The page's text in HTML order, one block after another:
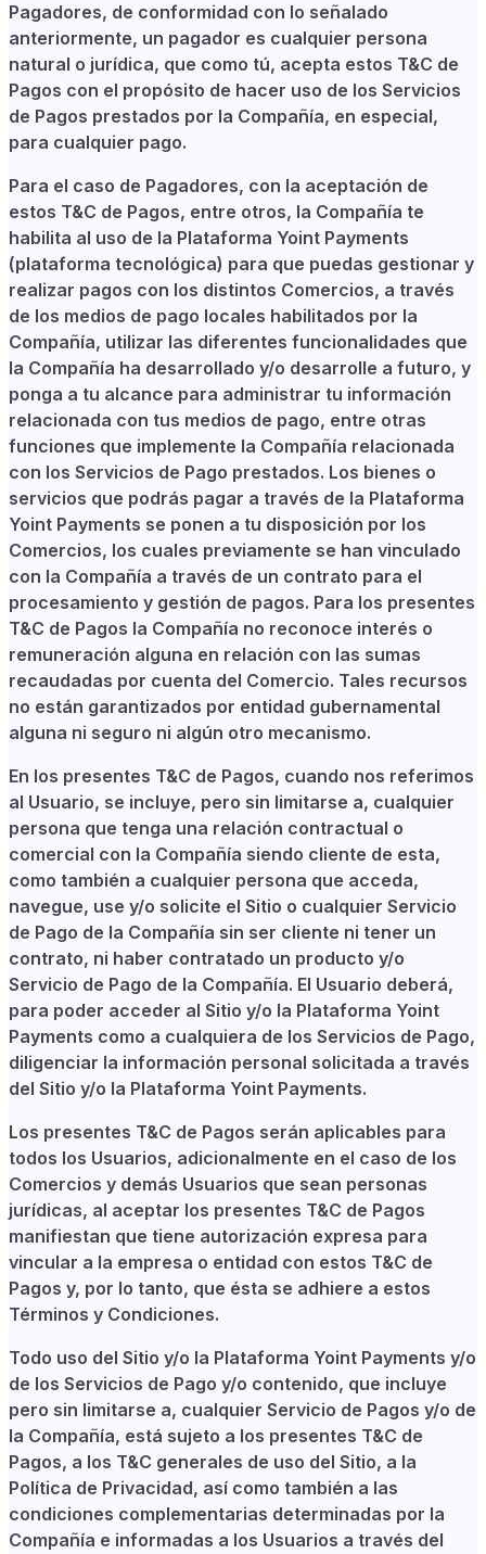
Pagadores, de conformidad con lo señalado
anteriormente, un pagador es cualquier persona
natural o jurídica, que como tú, acepta estos T&C de
Pagos con el propósito de hacer uso de los Servicios
de Pagos prestados por la Compañía, en especial,
para cualquier pago.
Para el caso de Pagadores, con la aceptación de
estos T&C de Pagos, entre otros, la Compañía te
habilita al uso de la Plataforma Yoint Payments
(plataforma tecnológica) para que puedas gestionar y
realizar pagos con los distintos Comercios, a través
de los medios de pago locales habilitados por la
Compañía, utilizar las diferentes funcionalidades que
la Compañía ha desarrollado y/o desarrolle a futuro, y
ponga a tu alcance para administrar tu información
relacionada con tus medios de pago, entre otras
funciones que implemente la Compañía relacionada
con los Servicios de Pago prestados. Los bienes o
servicios que podrás pagar a través de la Plataforma
Yoint Payments se ponen a tu disposición por los
Comercios, los cuales previamente se han vinculado
con la Compañía a través de un contrato para el
procesamiento y gestión de pagos. Para los presentes
T&C de Pagos la Compañía no reconoce interés o
remuneración alguna en relación con las sumas
recaudadas por cuenta del Comercio. Tales recursos
no están garantizados por entidad gubernamental
alguna ni seguro ni algún otro mecanismo.
En los presentes T&C de Pagos, cuando nos referimos
al Usuario, se incluye, pero sin limitarse a, cualquier
persona que tenga una relación contractual o
comercial con la Compañía siendo cliente de esta,
como también a cualquier persona que acceda,
navegue, use y/o solicite el Sitio o cualquier Servicio
de Pago de la Compañía sin ser cliente ni tener un
contrato, ni haber contratado un producto y/o
Servicio de Pago de la Compañía. El Usuario deberá,
para poder acceder al Sitio y/o la Plataforma Yoint
Payments como a cualquiera de los Servicios de Pago,
diligenciar la información personal solicitada a través
del Sitio y/o la Plataforma Yoint Payments.
Los presentes T&C de Pagos serán aplicables para
todos los Usuarios, adicionalmente en el caso de los
Comercios y demás Usuarios que sean personas
jurídicas, al aceptar los presentes T&C de Pagos
manifiestan que tiene autorización expresa para
vincular a la empresa o entidad con estos T&C de
Pagos y, por lo tanto, que ésta se adhiere a estos
Términos y Condiciones.
Todo uso del Sitio y/o la Plataforma Yoint Payments y/o
de los Servicios de Pago y/o contenido, que incluye
pero sin limitarse a, cualquier Servicio de Pagos y/o de
la Compañía, está sujeto a los presentes T&C de
Pagos, a los T&C generales de uso del Sitio, a la
Política de Privacidad, así como también a las
condiciones complementarias determinadas por la
Compañía e informadas a los Usuarios a través del